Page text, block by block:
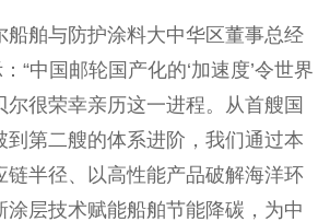
船舶与防护涂料大中华区董事总经
“中国邮轮国产化的‘加速度’令世界
尔很荣幸亲历这一进程。从首艘国
到第二艘的体系进阶，我们通过本
链半径、以高性能产品破解海洋环
涂层技术赋能船舶节能降碳，为中